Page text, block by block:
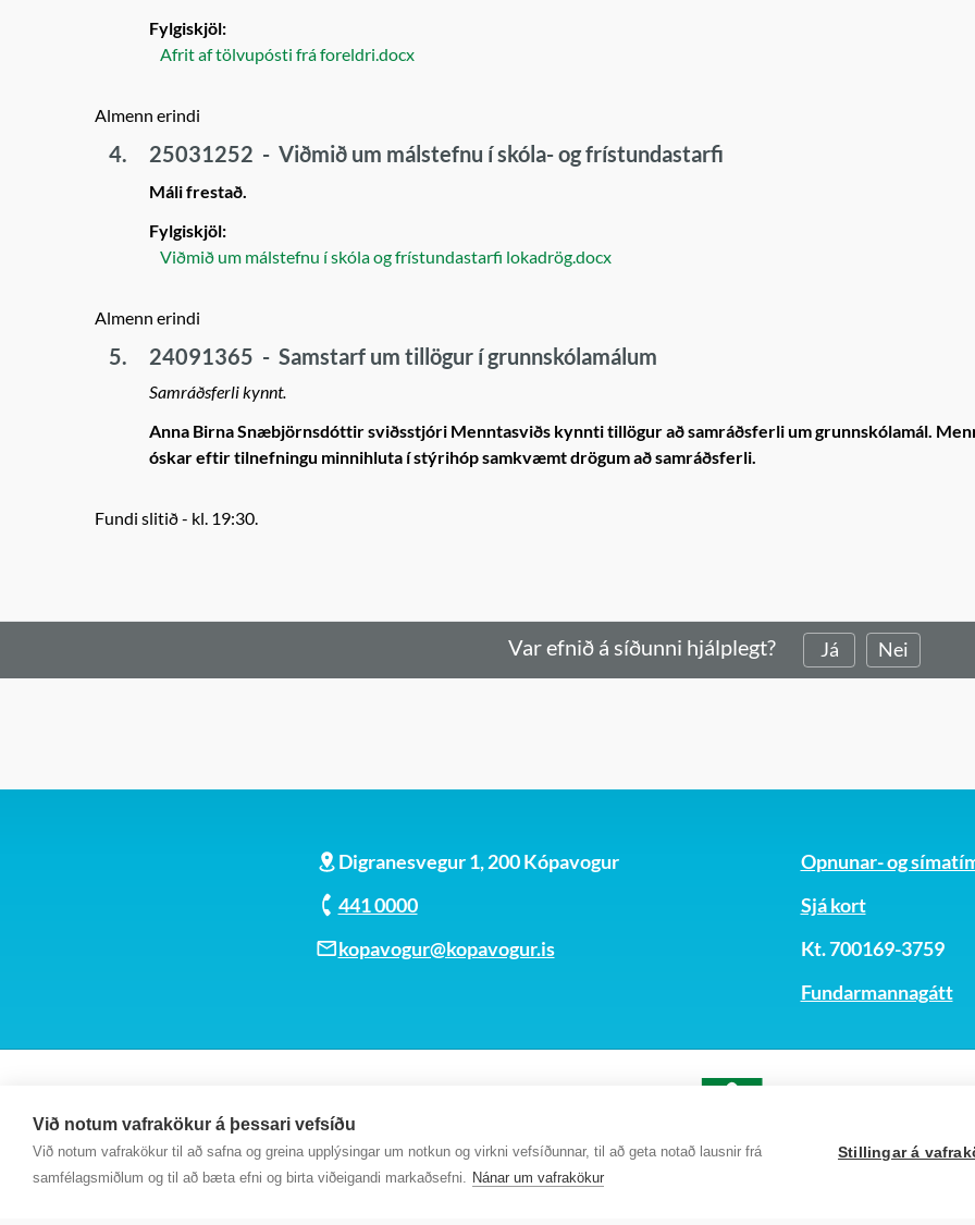
Við notum vafrakökur á þessari vefsíðu
Við notum vafrakökur til að safna og greina upplýsingar um notkun og virkni vefsíðunnar, til að geta notað lausnir frá
samfélagsmiðlum og til að bæta efni og birta viðeigandi markaðsefni. Nánar um vafrakökur
Stillingar á
Fylgiskjöl:
Afrit af tölvupósti frá foreldri.docx
Almenn erindi
4. 25031252 - Viðmið um málstefnu í skóla- og frístundastarfi
Máli frestað.
Fylgiskjöl:
Viðmið um málstefnu í skóla og frístundastarfi lokadrög.docx
Almenn erindi
5. 24091365 - Samstarf um tillögur í grunnskólamálum
Samráðsferli kynnt.
Anna Birna Snæbjörnsdóttir sviðsstjóri Menntasviðs kynnti tillögur að samráðsferli um grunnskólamál.
óskar eftir tilnefningu minnihluta í stýrihóp samkvæmt drögum að samráðsferli.
Fundi slitið - kl. 19:30.
Var efnið á síðunni hjálplegt? Já Nei
Digranesvegur 1, 200 Kópavogur
441 0000
kopavogur@kopavogur.is
Opnunar- og
Sjá kort
Kt. 700169-3759
Fundarmannagátt